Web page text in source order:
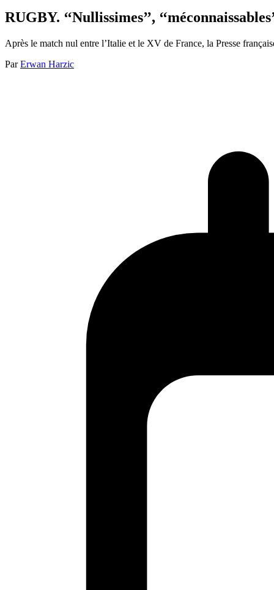
RUGBY. ‘‘Nullissimes’’,
Après le match nul entre l’Italie et le XV de France, la Presse
Par Erwan Harzic